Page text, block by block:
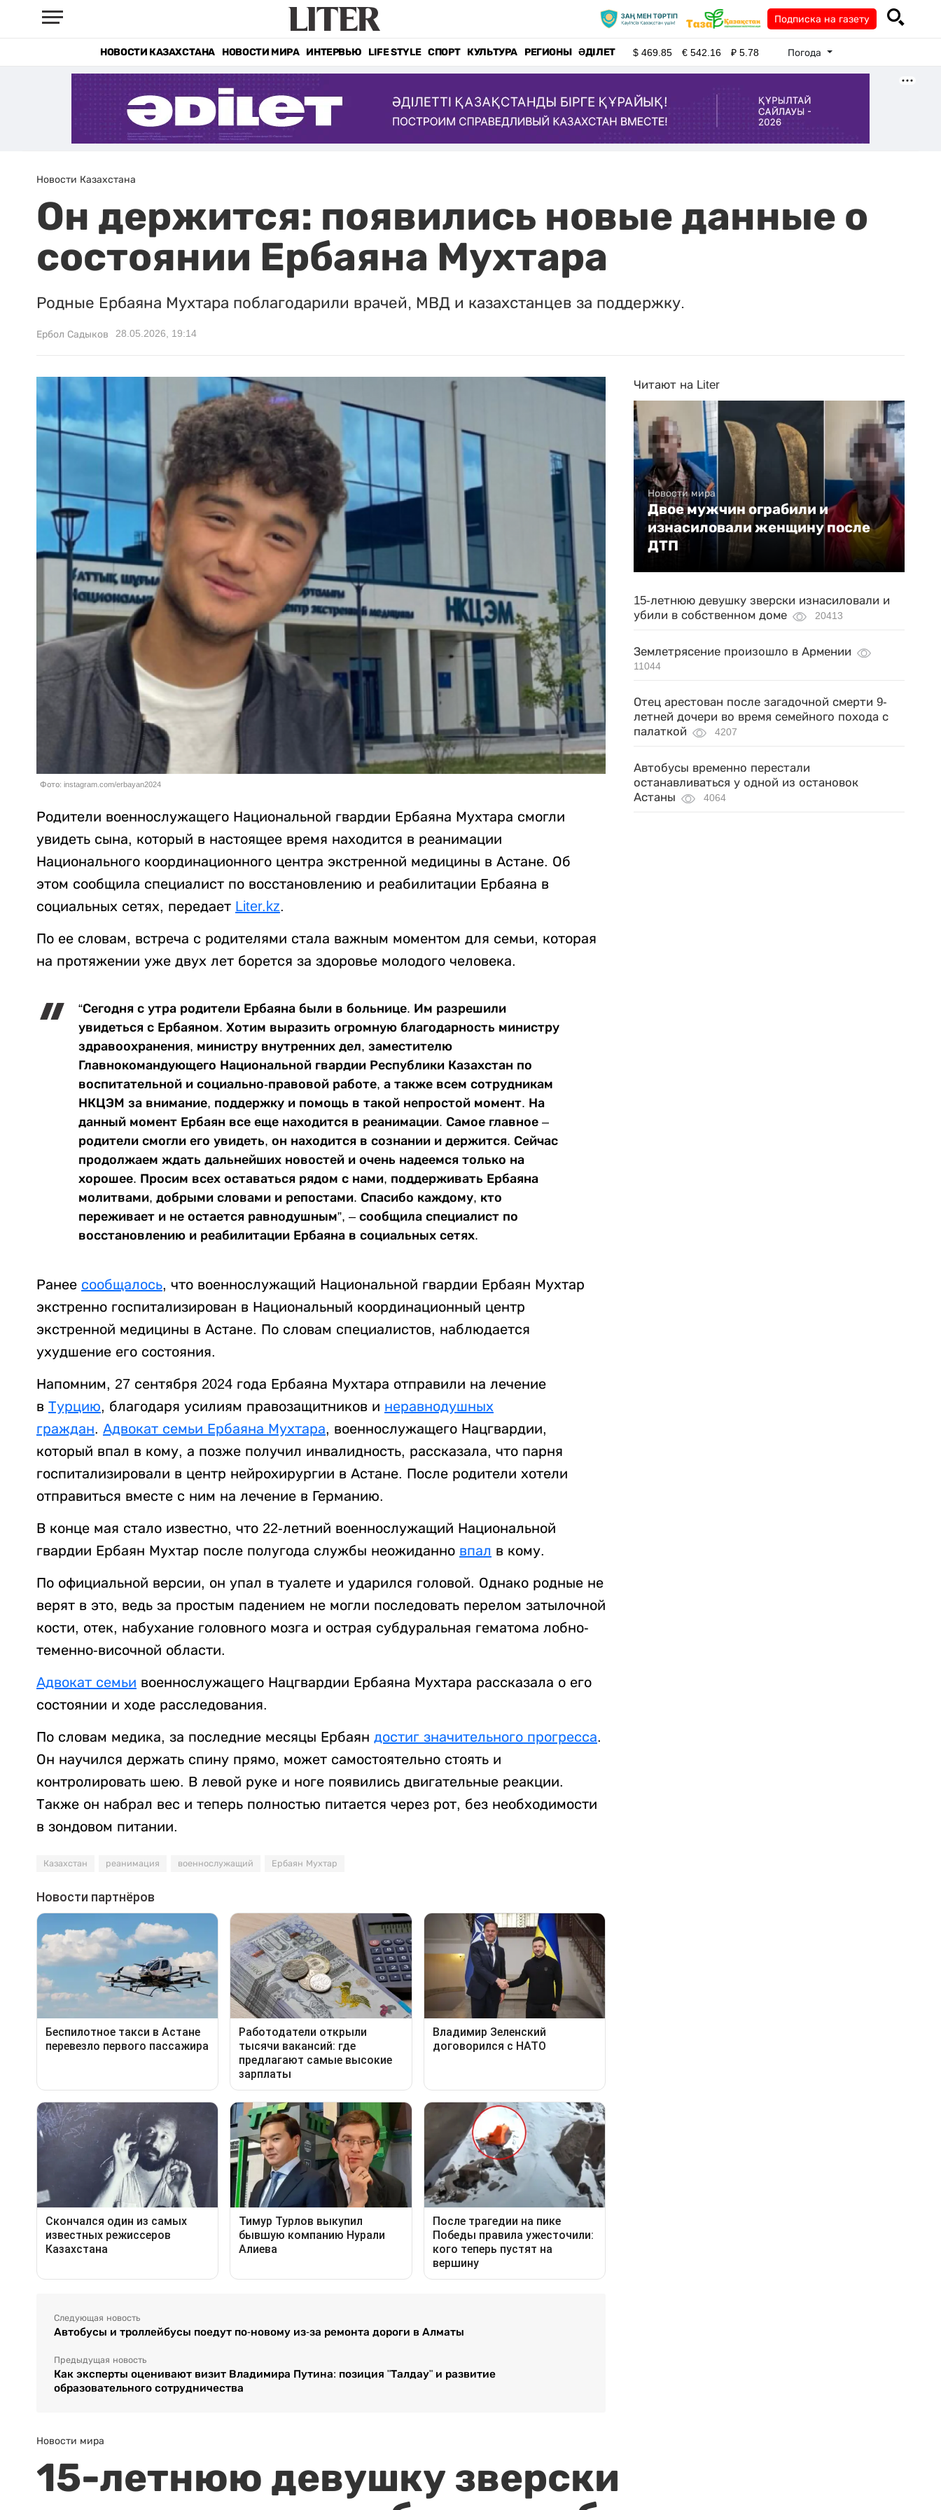
Подписка на газету
НОВОСТИ КАЗАХСТАНА НОВОСТИ МИРА ИНТЕРВЬЮ LIFE STYLE СПОРТ КУЛЬТУРА РЕГИОНЫ ӘДІЛЕТ $469.85 €542.16 ₽5.78 Погода
Новости Казахстана
Он держится: появились новые данные о
состоянии Ербаяна Мухтара
Родные Ербаяна Мухтара поблагодарили врачей, МВД и казахстанцев за поддержку.
Ербол Садыков 28.05.2026, 19:14
Фото: instagram.com/erbayan2024
Родители военнослужащего Национальной гвардии Ербаяна Мухтара смогли
увидеть сына, который в настоящее время находится в реанимации
Национального координационного центра экстренной медицины в Астане. Об
этом сообщила специалист по восстановлению и реабилитации Ербаяна в
социальных сетях, передает Liter.kz.
По ее словам, встреча с родителями стала важным моментом для семьи, которая
на протяжении уже двух лет борется за здоровье молодого человека.
“Сегодня с утра родители Ербаяна были в больнице. Им разрешили
увидеться с Ербаяном. Хотим выразить огромную благодарность министру
здравоохранения, министру внутренних дел, заместителю
Главнокомандующего Национальной гвардии Республики Казахстан по
воспитательной и социально-правовой работе, а также всем сотрудникам
НКЦЭМ за внимание, поддержку и помощь в такой непростой момент. На
данный момент Ербаян все еще находится в реанимации. Самое главное –
родители смогли его увидеть, он находится в сознании и держится. Сейчас
продолжаем ждать дальнейших новостей и очень надеемся только на
хорошее. Просим всех оставаться рядом с нами, поддерживать Ербаяна
молитвами, добрыми словами и репостами. Спасибо каждому, кто
переживает и не остается равнодушным”, – сообщила специалист по
восстановлению и реабилитации Ербаяна в социальных сетях.
Ранее сообщалось, что военнослужащий Национальной гвардии Ербаян Мухтар
экстренно госпитализирован в Национальный координационный центр
экстренной медицины в Астане. По словам специалистов, наблюдается
ухудшение его состояния.
Напомним, 27 сентября 2024 года Ербаяна Мухтара отправили на лечение
в Турцию, благодаря усилиям правозащитников и неравнодушных
граждан. Адвокат семьи Ербаяна Мухтара, военнослужащего Нацгвардии,
который впал в кому, а позже получил инвалидность, рассказала, что парня
госпитализировали в центр нейрохирургии в Астане. После родители хотели
отправиться вместе с ним на лечение в Германию.
В конце мая стало известно, что 22-летний военнослужащий Национальной
гвардии Ербаян Мухтар после полугода службы неожиданно впал в кому.
По официальной версии, он упал в туалете и ударился головой. Однако родные не
верят в это, ведь за простым падением не могли последовать перелом затылочной
кости, отек, набухание головного мозга и острая субдуральная гематома лобно-
теменно-височной области.
Адвокат семьи военнослужащего Нацгвардии Ербаяна Мухтара рассказала о его
состоянии и ходе расследования.
По словам медика, за последние месяцы Ербаян достиг значительного прогресса.
Он научился держать спину прямо, может самостоятельно стоять и
контролировать шею. В левой руке и ноге появились двигательные реакции.
Также он набрал вес и теперь полностью питается через рот, без необходимости
в зондовом питании.
Казахстан реанимация военнослужащий Ербаян Мухтар
Следующая новость
Автобусы и троллейбусы поедут по-новому из-за ремонта дороги в Алматы
Предыдущая новость
Как эксперты оценивают визит Владимира Путина: позиция "Талдау" и развитие
образовательного сотрудничества
Читают на Liter
Новости мира
Двое мужчин ограбили и
изнасиловали женщину после
ДТП
15-летнюю девушку зверски изнасиловали и
убили в собственном доме
20413
Землетрясение произошло в Армении
11044
Отец арестован после загадочной смерти 9-
летней дочери во время семейного похода с
палаткой
4207
Автобусы временно перестали
останавливаться у одной из остановок
Астаны
4064
Новости мира
15-летнюю девушку зверски